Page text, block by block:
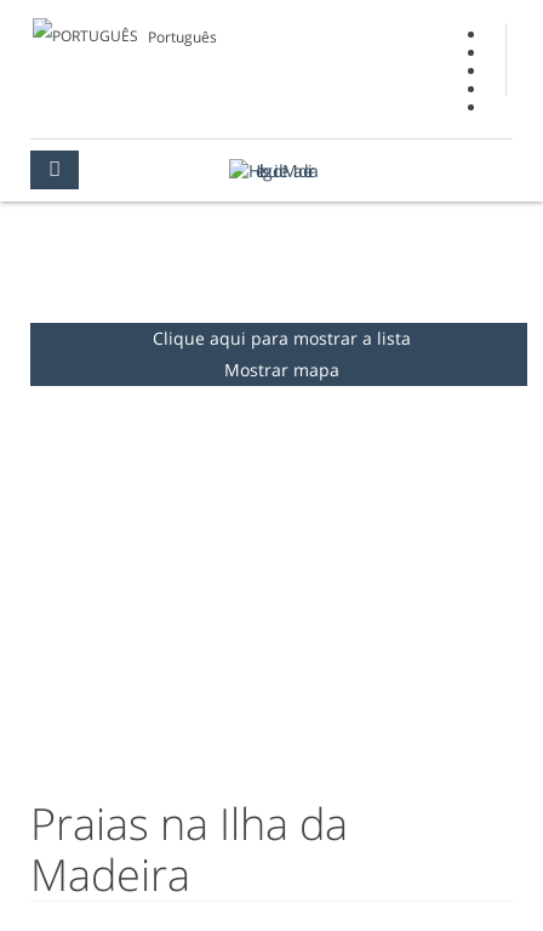
Português
Clique aqui para mostrar a lista
Mostrar mapa
Praias na Ilha da
Madeira